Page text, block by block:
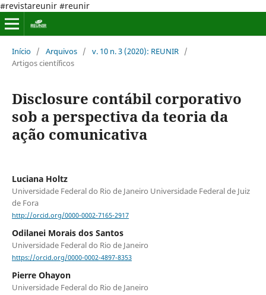
#revistareunir #reunir
Início / Arquivos / v. 10 n. 3 (2020): REUNIR /
Artigos científicos
Disclosure contábil corporativo
sob a perspectiva da teoria da
ação comunicativa
Luciana Holtz
Universidade Federal do Rio de Janeiro Universidade Federal de Juiz
de Fora
http://orcid.org/0000-0002-7165-2917
Odilanei Morais dos Santos
Universidade Federal do Rio de Janeiro
https://orcid.org/0000-0002-4897-8353
Pierre Ohayon
Universidade Federal do Rio de Janeiro